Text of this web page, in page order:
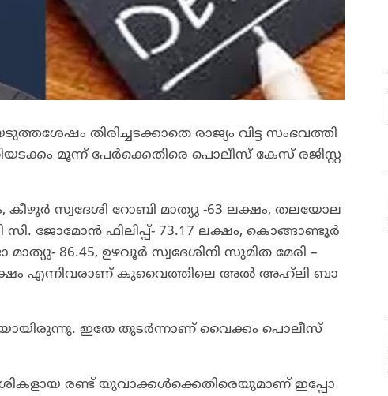
തി​രി​ച്ച​ട​ക്കാ​തെ രാ​ജ്യം വി​ട്ട സം​ഭ​വ​ത്തി​
മൂ​ന്ന് പേ​ർ​ക്കെ​തി​രെ പൊ​ലീ​സ്​ കേ​സ് ര​ജി​സ്റ്റ​
കീ​ഴൂ​ർ സ്വ​ദേ​ശി റോ​ബി മാ​ത്യു -63 ല​ക്ഷം, ത​ല​യോ​ല​
സി. ​ജോ​മോ​ൻ ഫി​ലി​പ്പ്- 73.17 ല​ക്ഷം, കൊ​ങ്ങാ​ണ്ടൂ​ർ
86.45, ഉ​ഴ​വൂ​ർ സ്വ​ദേ​ശി​നി സു​മി​ത മേ​രി –
ല​ക്ഷം എ​ന്നി​വ​രാ​ണ്​ കു​വൈ​ത്തി​ലെ അ​ൽ അ​ഹ്​​ലി ബാ​
ഇ​തേ തു​ട​ർ​ന്നാ​ണ്​ വൈ​ക്കം പൊ​ലീ​സ്
ര​ണ്ട് യു​വാ​ക്ക​ൾ​ക്കെ​തി​രെ​യു​മാ​ണ് ഇ​പ്പോ​